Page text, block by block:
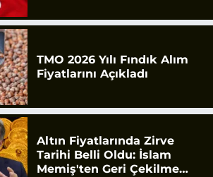
TMO 2026 Yılı Fındık Alım
Fiyatlarını Açıkladı
Altın Fiyatlarında Zirve
Tarihi Belli Oldu: İslam
Memiş'ten Geri Çekilme